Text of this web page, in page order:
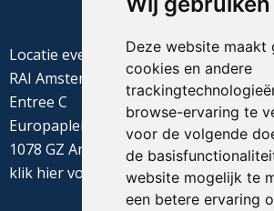
Deze website maakt
cookies en andere
browse-ervaring te
voor de volgende
de
website mogelijk te
een betere ervaring
Locatie evenement
RAI Amsterdam
Entree C
Europaplein 22
1078 GZ Amsterdam
klik hiervoor de routebeschrijving